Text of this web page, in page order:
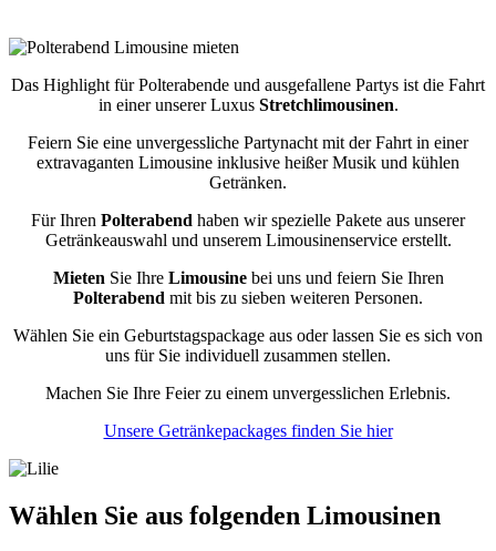
Das Highlight für Polterabende und ausgefallene Partys ist die Fahrt
in einer unserer Luxus Stretchlimousinen.
Feiern Sie eine unvergessliche Partynacht mit der Fahrt in einer
extravaganten Limousine inklusive heißer Musik und kühlen
Getränken.
Für Ihren Polterabend haben wir spezielle Pakete aus unserer
Getränkeauswahl und unserem Limousinenservice erstellt.
Mieten Sie Ihre Limousinebei uns und feiern Sie Ihren
Polterabend mit bis zu sieben weiteren Personen.
Wählen Sie ein Geburtstagspackage aus oder lassen Sie es sich von
uns für Sie individuell zusammen stellen.
Machen Sie Ihre Feier zu einem unvergesslichen Erlebnis.
Unsere Getränkepackages finden Sie hier
Wählen Sie aus folgenden Limousinen